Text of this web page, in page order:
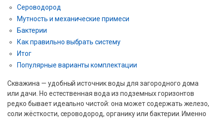
Сероводород
Мутность и механические примеси
Бактерии
Как правильно выбрать систему
Итог
Популярные варианты комплектации
Скважина — удобный источник воды для загородного дома
или дачи. Но естественная вода из подземных горизонтов
редко бывает идеально чистой: она может содержать железо,
соли жёсткости, сероводород, органику или бактерии. Именно